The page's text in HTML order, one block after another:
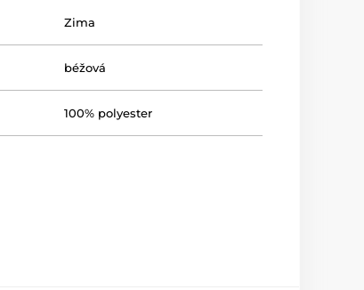
Zima
béžová
100% polyester